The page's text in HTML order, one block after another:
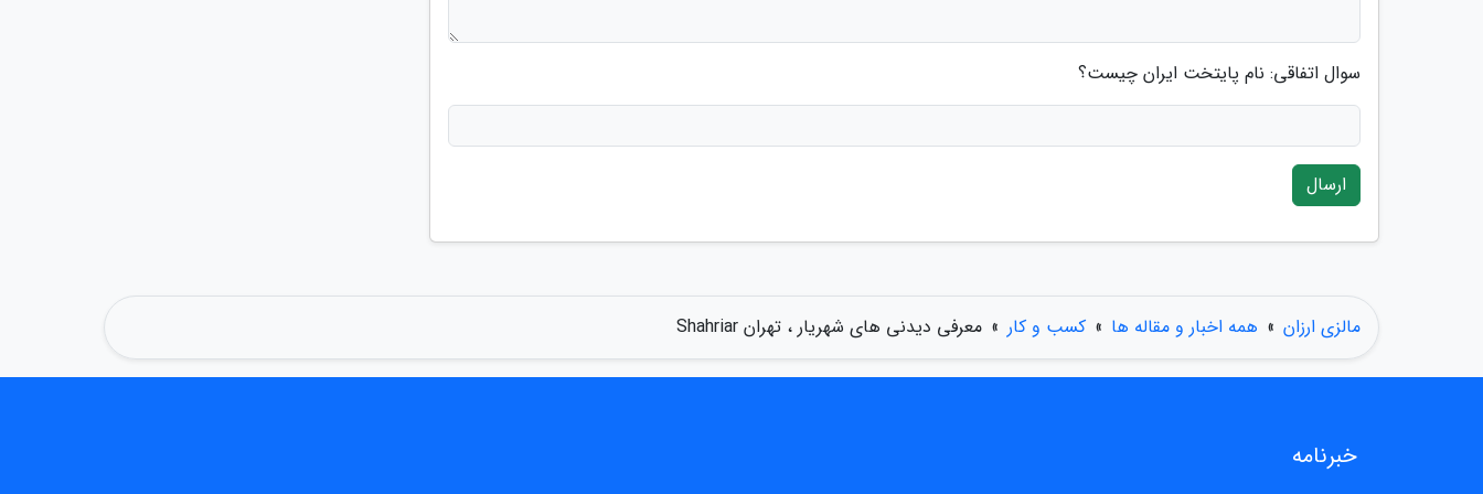
سوال اتفاقی: نام پایتخت ایران چیست؟
ارسال
مالزی ارزان » همه اخبار و مقاله ها » کسب و کار » معرفی دیدنی های شهریار ، تهران Shahriar
خبرنامه